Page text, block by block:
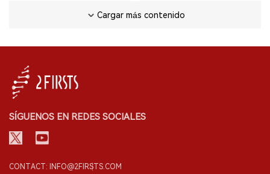
Cargar más contenido
SÍGUENOS EN REDES SOCIALES
CONTACT: INFO@2FIRSTS.COM